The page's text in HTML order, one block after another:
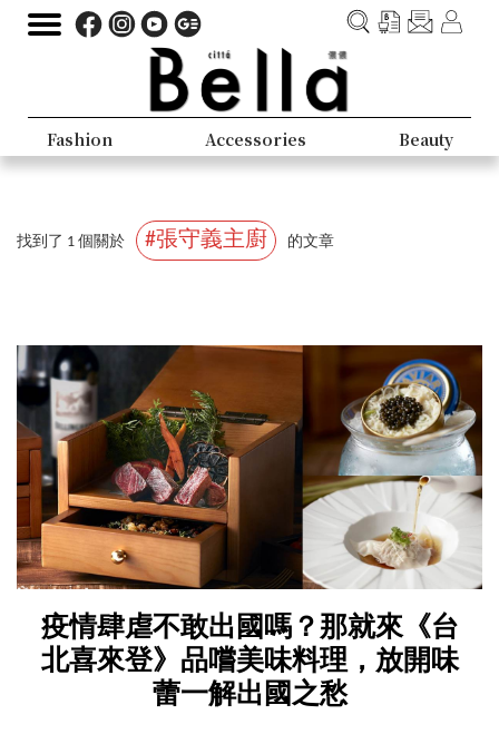
Fashion Accessories Beauty
找到了 1 個關於 #張守義主廚 的文章
疫情肆虐不敢出國嗎？那就來《台
北喜來登》品嚐美味料理，放開味
蕾一解出國之愁